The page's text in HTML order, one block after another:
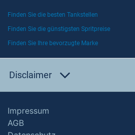
Finden Sie die besten Tankstellen
Finden Sie die günstigsten Spritpreise
Finden Sie Ihre bevorzugte Marke
Disclaimer
Impressum
AGB